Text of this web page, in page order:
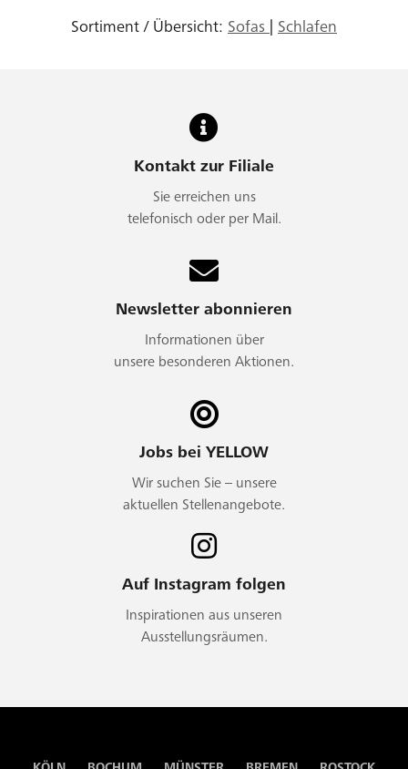
Sortiment / Übersicht: Sofas Schlafen
Kontakt zur Filiale
Sie erreichen uns
telefonisch oder per Mail.
Newsletter abonnieren
Informationen über
unsere besonderen Aktionen.
Jobs bei YELLOW
Wir suchen Sie – unsere
aktuellen Stellenangebote.
Auf Instagram folgen
Inspirationen aus unseren
Ausstellungsräumen.